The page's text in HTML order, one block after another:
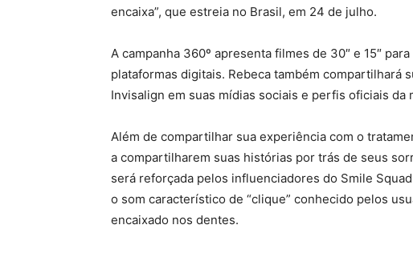
encaixa”, que estreia no Brasil, em 24 de julho.
A campanha 360º apresenta filmes de 30″ e 15″
plataformas digitais. Rebeca também compartilhará
Invisalign em suas mídias sociais e perfis oficiais da
Além de compartilhar sua experiência com o
a compartilharem suas histórias por trás de seus
será reforçada pelos influenciadores do Smile
o som característico de “clique” conhecido pelos
encaixado nos dentes.